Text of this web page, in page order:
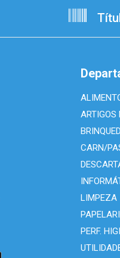
ARTIGOS
CARN/
LIMPEZA
PERF.